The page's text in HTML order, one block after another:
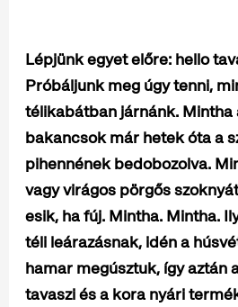
Lépjünk egyet előre: hello
Próbáljunk meg úgy tenni,
télikabátban járnánk. Mintha
bakancsok már hetek óta a
pihennének bedobozolva.
vagy virágos pörgős
esik, ha fúj. Mintha. Mintha.
téli leárazásnak, idén a
hamar megúsztuk, így aztán
tavaszi és a kora nyári